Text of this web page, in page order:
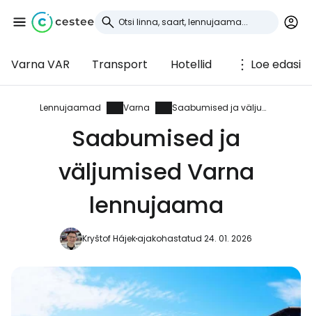
Varna VAR Transport Hotellid Loe edasi
Lennujaamad Varna Saabumised ja väljumised
Saabumised ja
väljumised Varna
lennujaama
Kryštof Hájekajakohastatud 24. 01. 2026
Logi sisse
Cestee'sse
... ülemaailmne reisikogukond
Jätka Facebookiga
Jätkake e-kirjaga